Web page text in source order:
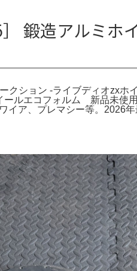
鍛造アルミホ
クション -ライブディオzxホ
ールエコフォルム 新品未
ア、プレマシー等。2026